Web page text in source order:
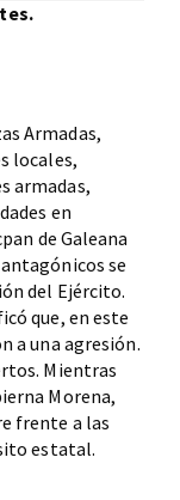
Armadas,
locales,
armadas,
en
de Galeana
se
del Ejército.
que, en este
a una agresión.
Mientras
Morena,
frente a las
estatal.